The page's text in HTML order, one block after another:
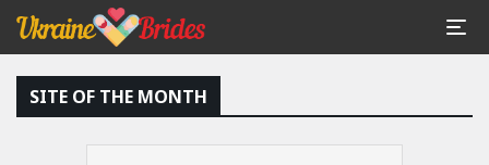
SITE OF THE MONTH